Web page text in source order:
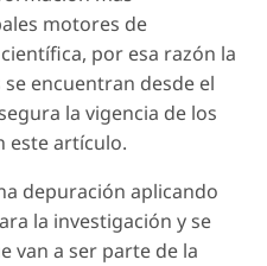
motores de
por esa razón la
encuentran desde el
la vigencia de los
este artículo.
depuración aplicando
la investigación y se
van a ser parte de la